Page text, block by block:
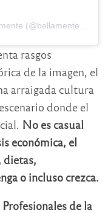
rasgos
de la imagen, el
arraigada cultura
donde el
No es casual
económica, el
dietas,
o incluso crezca.
Profesionales de la